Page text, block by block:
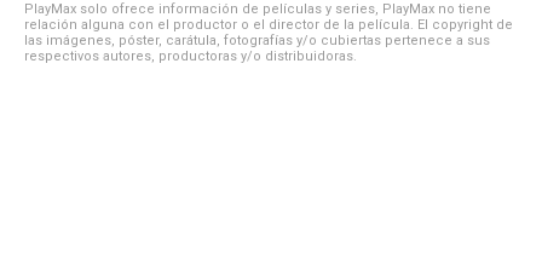
PlayMax solo ofrece información de películas y series, PlayMax no tiene
relación alguna con el productor o el director de la película. El copyright de
las imágenes, póster, carátula, fotografías y/o cubiertas pertenece a sus
respectivos autores, productoras y/o distribuidoras.